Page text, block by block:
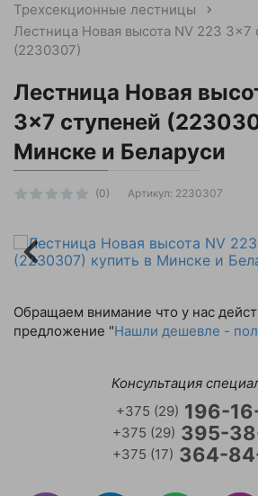
Трехсекционные лестницы
Лестница Новая высота NV 223 3x7
(2230307)
Лестница Новая
3x7 ступеней
Минске и Беларуси
(0) Артикул: 2230307
Обращаем внимание что у нас
предложение "Нашли дешевле -
Консультация
+375 (29) 196-
+375 (29) 395-
+375 (17) 364-